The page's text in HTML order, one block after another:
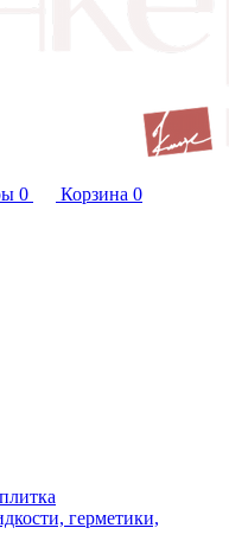
0 Корзина 0
герметики,